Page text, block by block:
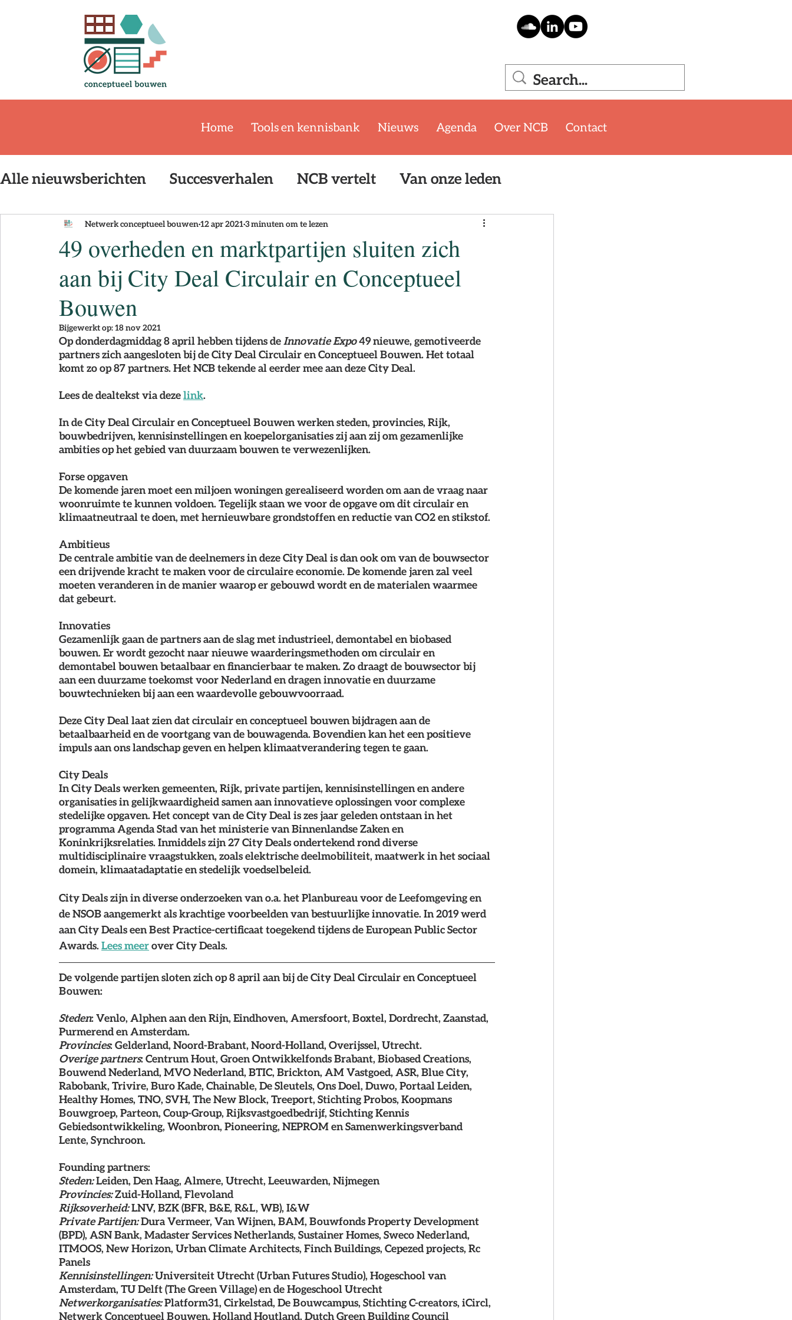
Home Tools en kennisbank Nieuws Agenda Over NCB Contact
Alle nieuwsberichten Succesverhalen NCB vertelt Van onze leden
Publicatie De Bouwstroom WKB SYTYCB Challenge '25/'26
NCB Magazine
49 overheden en marktpartijen sluiten zich
aan bij City Deal Circulair en Conceptueel
Bouwen
Netwerk conceptueel bouwen12 apr 2021 3 minuten om te lezen
Bijgewerkt op:18 nov 2021
Op donderdagmiddag 8 april hebben tijdens de Innovatie Expo 49 nieuwe, gemotiveerde
partners zich aangesloten bij de City Deal Circulair en Conceptueel Bouwen. Het totaal
komt zo op 87 partners. Het NCB tekende al eerder mee aan deze City Deal.
Lees de dealtekst via deze link.
In de City Deal Circulair en Conceptueel Bouwen werken steden, provincies, Rijk,
bouwbedrijven, kennisinstellingen en koepelorganisaties zij aan zij om gezamenlijke
ambities op het gebied van duurzaam bouwen te verwezenlijken.
Forse opgaven
De komende jaren moet een miljoen woningen gerealiseerd worden om aan de vraag naar
woonruimte te kunnen voldoen. Tegelijk staan we voor de opgave om dit circulair en
klimaatneutraal te doen, met hernieuwbare grondstoffen en reductie van CO2 en stikstof.
Ambitieus
De centrale ambitie van de deelnemers in deze City Deal is dan ook om van de bouwsector
een drijvende kracht te maken voor de circulaire economie. De komende jaren zal veel
moeten veranderen in de manier waarop er gebouwd wordt en de materialen waarmee
dat gebeurt.
Innovaties
Gezamenlijk gaan de partners aan de slag met industrieel, demontabel en biobased
bouwen. Er wordt gezocht naar nieuwe waarderingsmethoden om circulair en
demontabel bouwen betaalbaar en financierbaar te maken. Zo draagt de bouwsector bij
aan een duurzame toekomst voor Nederland en dragen innovatie en duurzame
bouwtechnieken bij aan een waardevolle gebouwvoorraad.
Deze City Deal laat zien dat circulair en conceptueel bouwen bijdragen aan de
betaalbaarheid en de voortgang van de bouwagenda. Bovendien kan het een positieve
impuls aan ons landschap geven en helpen klimaatverandering tegen te gaan.
City Deals
In City Deals werken gemeenten, Rijk, private partijen, kennisinstellingen en andere
organisaties in gelijkwaardigheid samen aan innovatieve oplossingen voor complexe
stedelijke opgaven. Het concept van de City Deal is zes jaar geleden ontstaan in het
programma Agenda Stad van het ministerie van Binnenlandse Zaken en
Koninkrijksrelaties. Inmiddels zijn 27 City Deals ondertekend rond diverse
multidisciplinaire vraagstukken, zoals elektrische deelmobiliteit, maatwerk in het sociaal
domein, klimaatadaptatie en stedelijk voedselbeleid.
City Deals zijn in diverse onderzoeken van o.a. het Planbureau voor de Leefomgeving en
de NSOB aangemerkt als krachtige voorbeelden van bestuurlijke innovatie. In 2019 werd
aan City Deals een Best Practice-certificaat toegekend tijdens de European Public Sector
Awards. Lees meer over City Deals.
De volgende partijen sloten zich op 8 april aan bij de City Deal Circulair en Conceptueel
Bouwen:
Steden: Venlo, Alphen aan den Rijn, Eindhoven, Amersfoort, Boxtel, Dordrecht, Zaanstad,
Purmerend en Amsterdam.
Provincies: Gelderland, Noord-Brabant, Noord-Holland, Overijssel, Utrecht.
Overige partners: Centrum Hout, Groen Ontwikkelfonds Brabant, Biobased Creations,
Bouwend Nederland, MVO Nederland, BTIC, Brickton, AM Vastgoed, ASR, Blue City,
Rabobank, Trivire, Buro Kade, Chainable, De Sleutels, Ons Doel, Duwo, Portaal Leiden,
Healthy Homes, TNO, SVH, The New Block, Treeport, Stichting Probos, Koopmans
Bouwgroep, Parteon, Coup-Group, Rijksvastgoedbedrijf, Stichting Kennis
Gebiedsontwikkeling, Woonbron, Pioneering, NEPROM en Samenwerkingsverband
Lente, Synchroon.
Founding partners:
Steden: Leiden, Den Haag, Almere, Utrecht, Leeuwarden, Nijmegen
Provincies: Zuid-Holland, Flevoland
Rijksoverheid: LNV, BZK (BFR, B&E, R&L, WB), I&W
Private Partijen: Dura Vermeer, Van Wijnen, BAM, Bouwfonds Property Development
(BPD), ASN Bank, Madaster Services Netherlands, Sustainer Homes, Sweco Nederland,
ITMOOS, New Horizon, Urban Climate Architects, Finch Buildings, Cepezed projects, Rc
Panels
Kennisinstellingen: Universiteit Utrecht (Urban Futures Studio), Hogeschool van
Amsterdam, TU Delft (The Green Village) en de Hogeschool Utrecht
Netwerkorganisaties: Platform31, Cirkelstad, De Bouwcampus, Stichting C-creators, iCircl,
Netwerk Conceptueel Bouwen, Holland Houtland, Dutch Green Building Council